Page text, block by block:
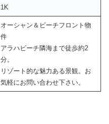
1K
オーシャン＆ビーチフロント物
件
アラハビーチ隣海まで徒歩約2
分。
リゾート的な魅力ある景観。お
気軽にお問い合わせ下さい。